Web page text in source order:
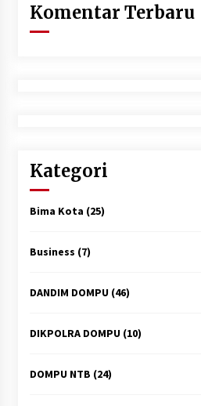
Komentar Terbaru
Kategori
Bima Kota (25)
Business (7)
DANDIM DOMPU(46)
DIKPOLRA DOMPU(10)
DOMPU NTB (24)